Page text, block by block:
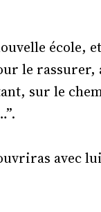
école,
le rassurer,
sur le
avec